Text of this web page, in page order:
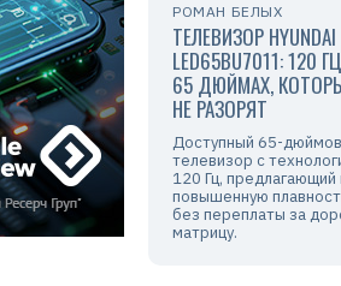
РОМАН БЕЛЫХ
ТЕЛЕВИЗОР
LED65BU7011: 120
65 ДЮЙМАХ,
НЕ РАЗОРЯТ
Доступный 65-
телевизор с
120 Гц,
повышенную
без переплаты за
матрицу.